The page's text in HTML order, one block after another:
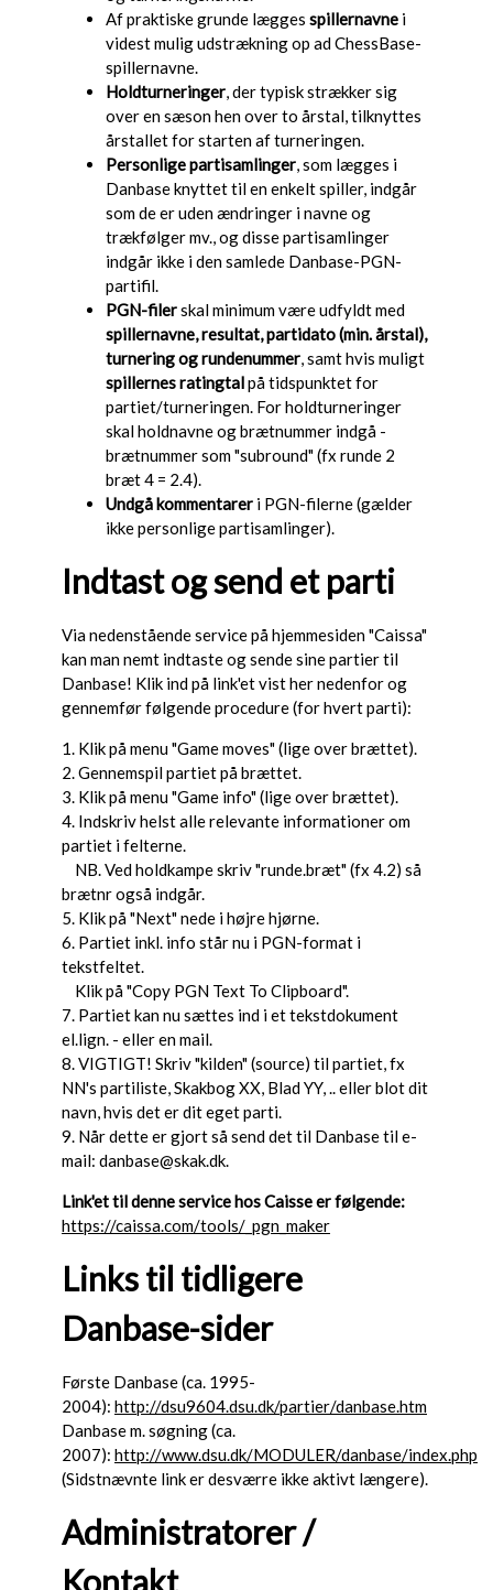
Af praktiske grunde lægges spillernavne i
videst mulig udstrækning op ad ChessBase-
spillernavne.
Holdturneringer, der typisk strækker sig
over en sæson hen over to årstal, tilknyttes
årstallet for starten af turneringen.
Personlige partisamlinger, som lægges i
Danbase knyttet til en enkelt spiller, indgår
som de er uden ændringer i navne og
trækfølger mv., og disse partisamlinger
indgår ikke i den samlede Danbase-PGN-
partifil.
PGN-filerskal minimum være udfyldt med
spillernavne, resultat, partidato (min. årstal),
turnering og rundenummer, samt hvis muligt
spillernes ratingtalpå tidspunktet for
partiet/turneringen. For holdturneringer
skal holdnavne og brætnummer indgå -
brætnummer som "subround" (fx runde 2
bræt 4 = 2.4).
Undgå kommentarer i PGN-filerne (gælder
ikke personlige partisamlinger).
Indtast og send et parti
Via nedenstående service på hjemmesiden "Caissa"
kan man nemt indtaste og sende sine partier til
Danbase! Klik ind på link'et vist her nedenfor og
gennemfør følgende procedure (for hvert parti):
1. Klik på menu "Game moves" (lige over brættet).
2. Gennemspil partiet på brættet.
3. Klik på menu "Game info" (lige over brættet).
4. Indskriv helst alle relevante informationer om
partiet i felterne.
NB. Ved holdkampe skriv "runde.bræt" (fx 4.2) så
brætnr også indgår.
5. Klik på "Next" nede i højre hjørne.
6. Partiet inkl. info står nu i PGN-format i
tekstfeltet.
Klik på "Copy PGN Text To Clipboard".
7. Partiet kan nu sættes ind i et tekstdokument
el.lign. - eller en mail.
8. VIGTIGT! Skriv "kilden" (source) til partiet, fx
NN's partiliste, Skakbog XX, Blad YY, .. eller blot dit
navn, hvis det er dit eget parti.
9. Når dette er gjort så send det til Danbase til e-
mail: danbase@skak.dk.
Link'et til denne service hos Caisse er følgende:
https://caissa.com/tools/_pgn_maker
Links til tidligere
Danbase-sider
Første Danbase (ca. 1995-
2004): http://dsu9604.dsu.dk/partier/danbase.htm
Danbase m. søgning (ca.
2007): http://www.dsu.dk/MODULER/danbase/index.php
(Sidstnævnte link er desværre ikke aktivt længere).
Administratorer /
Kontakt